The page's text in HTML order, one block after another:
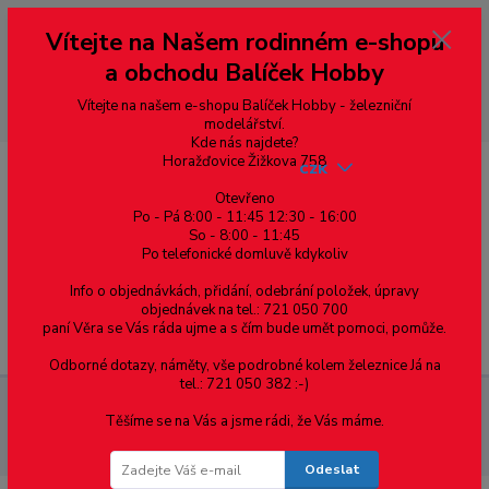
--- pro zákazníky ze Slovenska a jiných zemí, pokud chcete platit v eurech
přepněte si e-shop na euro 💶 pro přepočet měny - pravý horní roh ---
dobírky – pokud si z nějakého důvodu zásilku nevyzvednete, bude po
domluvě zaslána znovu s opětovnou platbou za poštovné, v opačném
případě bude zrušena a účet přidán na blacklist a rušeny následující
objednávky.
Menu
CZK
DIN 7504P zápustná hlava, drážka Tx
DIN 7504-P šroub samovrtný,
zápustná hlava, TORX 15, ocel, zinek bílý, 3.5x16
Vítejte na Našem rodinném e-shopu
a obchodu Balíček Hobby
Vítejte na našem e-shopu Balíček Hobby - železniční
modelářství.
Kde nás najdete?
Horažďovice Žižkova 758
Otevřeno
Po - Pá 8:00 - 11:45 12:30 - 16:00
So - 8:00 - 11:45
Po telefonické domluvě kdykoliv
Info o objednávkách, přidání, odebrání položek, úpravy
objednávek na tel.: 721 050 700
paní Věra se Vás ráda ujme a s čím bude umět pomoci, pomůže.
Odborné dotazy, náměty, vše podrobné kolem železnice Já na
tel.: 721 050 382 :-)
Těšíme se na Vás a jsme rádi, že Vás máme.
Odeslat